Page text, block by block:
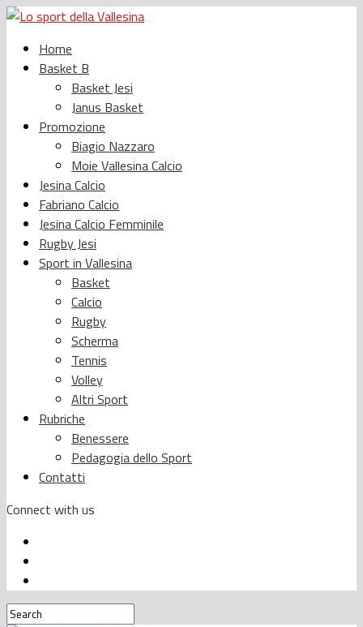
Home
Basket B
Basket Jesi
Janus Basket
Promozione
Biagio Nazzaro
Moie Vallesina Calcio
Jesina Calcio
Fabriano Calcio
Jesina Calcio Femminile
Rugby Jesi
Sport in Vallesina
Basket
Calcio
Rugby
Scherma
Tennis
Volley
Altri Sport
Rubriche
Benessere
Pedagogia dello Sport
Contatti
Connect with us